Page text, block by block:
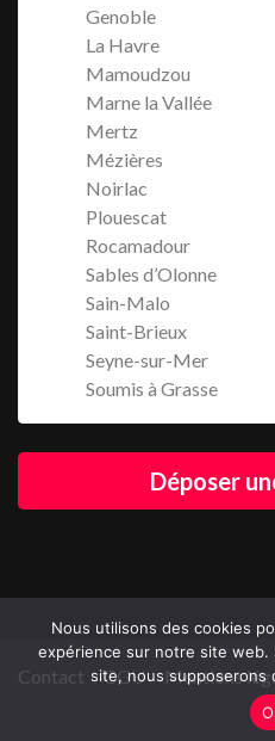
Genoble
La Havre
Mamoudzou
Marne la Vallée
Mertz
Mézières
Noirlac
Plouescat
Rocamadour
Sables d’Olonne
Sain-Malo
Saint-Brieux
Seyne-sur-Mer
Soumis à Grasse
Déposer
Contact CGU Mentions
Nous utilisons des cookies
expérience sur notre site web.
site, nous supposerons